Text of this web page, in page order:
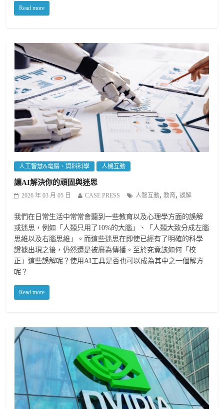
Read more
人工智慧&電腦、資料科學 人機互動
讓AI解決你的頑固與迷思
2026 年 03 月 05 日 CASE PRESS 人智互動,教育,誤解
我們在日常生活中常常會聽到一些教育以及心理學方面的誤解
或迷思，例如「人類只用了10%的大腦」、「人類大致分成左腦
思維以及右腦思維」。而這些迷思在即使已經有了明確的科學
證據出現之後，仍然還是被廣為傳播。至於究竟該如何「校
正」這些誤解呢？使用AI工具是否也可以成為其中之一個解方
呢？
Read more